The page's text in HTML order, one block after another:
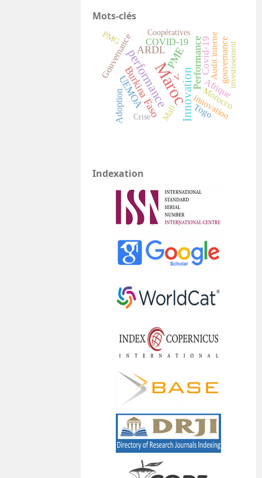
Mots-clés
Maroc
performanceInnovation
Performance
Burkina Faso
ARDLPME Covid-19
UEMOA Afrique
COVID-19
Gouvernance
Morocco
Adoption
gouvernance
innovation
Togo
V Audit interne
Mali
PMG Coopératives
Crise
investissement
Indexation